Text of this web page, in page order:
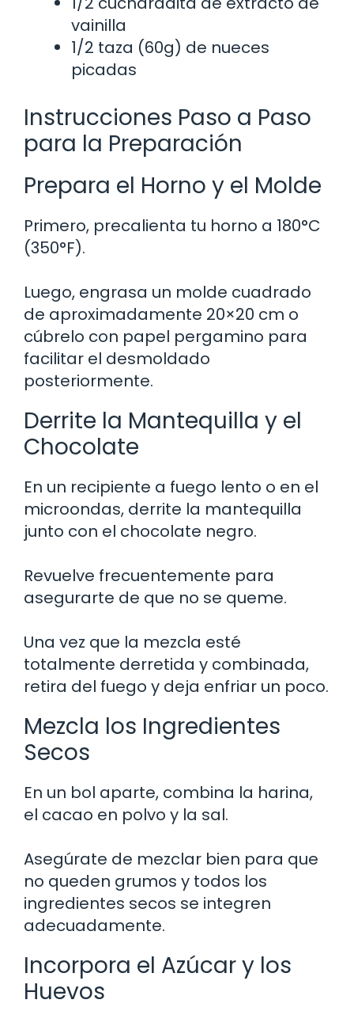
vainilla
1/2 taza (60g) de nueces
picadas
Instrucciones Paso a Paso
para la Preparación
Prepara el Horno y el Molde
Primero, precalienta tu horno a 180°C
(350°F).
Luego, engrasa un molde cuadrado
de aproximadamente 20×20 cm o
cúbrelo con papel pergamino para
facilitar el desmoldado
posteriormente.
Derrite la Mantequilla y el
Chocolate
En un recipiente a fuego lento o en el
microondas, derrite la mantequilla
junto con el chocolate negro.
Revuelve frecuentemente para
asegurarte de que no se queme.
Una vez que la mezcla esté
totalmente derretida y combinada,
retira del fuego y deja enfriar un poco.
Mezcla los Ingredientes
Secos
En un bol aparte, combina la harina,
el cacao en polvo y la sal.
Asegúrate de mezclar bien para que
no queden grumos y todos los
ingredientes secos se integren
adecuadamente.
Incorpora el Azúcar y los
Huevos